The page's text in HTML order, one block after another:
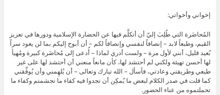
إخواني وأخواتي:
المُحاضَرة التي طُلِبَ إليّ أن أتكلَّم فيها عن الحضارة الإسلامية ودورها في تعزيز
القيم، وطبعاً لابد – إنصافاً لنفسي وإنصافاً لكم – أن أبوح إليكم بما لن يعود سراً
بُعيد قليل، أنني لأول مرة – ولست أدري لماذا – أُدعى إلى مُحاضَرة كبيرة ومُهيأ
لها أحسن تهيئة ولكني لم أحتشد لها، كأن مانعاً منعني أن أحتشد لها على غير
طبعي وطريقتي وعادتي، فأسأل – الله تبارك وتعالى – أن يُلهِمني وأن يُوفِّقني
كما قلت في صدر الكلام لبعض ما يُمكِن أن تجدوا فيه كفاء ما تجشمتم وكفاء ما
تحملتموه من عناء الحضور.